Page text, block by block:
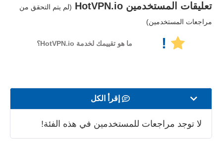
تعليقات المستخدمين HotVPN.io (لم يتم التحقق من
مراجعات المستخدمين)
! ما هو تقييمك لخدمة HotVPN.io؟
إقرأ الكل
بث المحتوى
لا توجد مراجعات للمستخدمين في هذه الفئة!